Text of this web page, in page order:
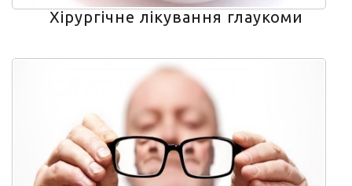
Хірургічне лікування глаукоми